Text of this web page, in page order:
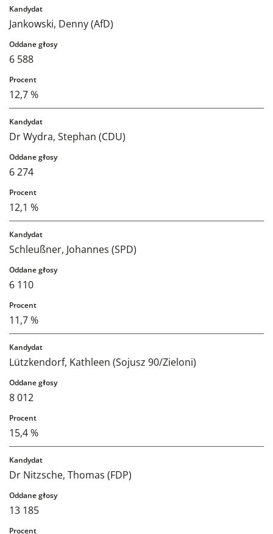
Jankowski, Denny (AfD)
6 588
12,7 %
Dr Wydra, Stephan (CDU)
6 274
12,1 %
Schleußner, Johannes (SPD)
6 110
11,7 %
Lützkendorf, Kathleen (Sojusz 90/Zieloni)
8 012
15,4 %
Dr Nitzsche, Thomas (FDP)
13 185